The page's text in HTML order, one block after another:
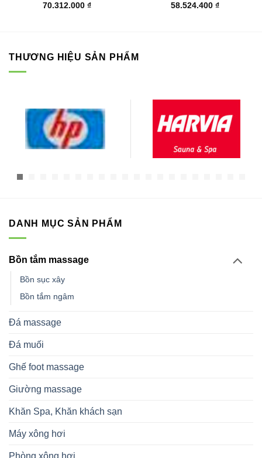
70.312.000 ₫
58.524.400 ₫
THƯƠNG HIỆU SẢN PHẨM
DANH MỤC SẢN PHẨM
Bồn tắm massage
Bồn sục xây
Bồn tắm ngâm
Đá massage
Đá muối
Ghế foot massage
Giường massage
Khăn Spa, Khăn khách sạn
Máy xông hơi
Phòng xông hơi